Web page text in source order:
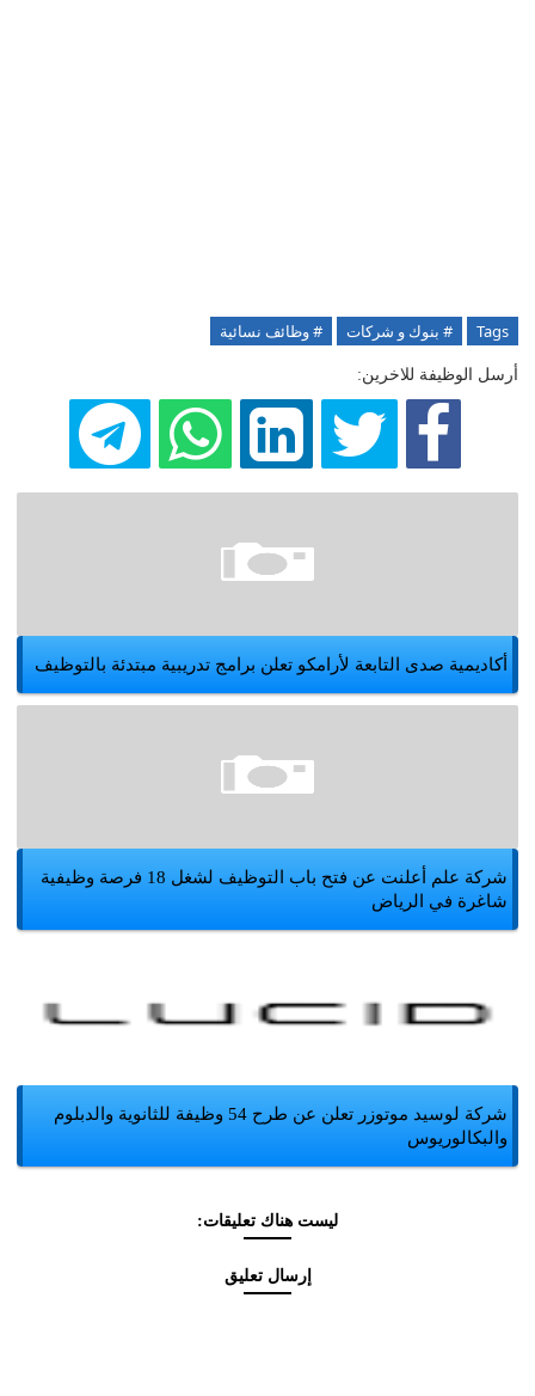
Tags # بنوك و شركات # وظائف نسائية
أرسل الوظيفة للاخرين:
أكاديمية صدى التابعة لأرامكو تعلن برامج تدريبية مبتدئة بالتوظيف
شركة علم أعلنت عن فتح باب التوظيف لشغل 18 فرصة وظيفية
شاغرة في الرياض
شركة لوسيد موتوزر تعلن عن طرح 54 وظيفة للثانوية والدبلوم
والبكالوريوس
ليست هناك تعليقات:
إرسال تعليق